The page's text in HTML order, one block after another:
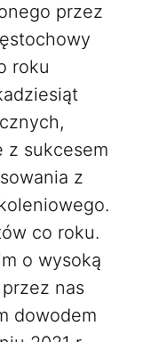
przez
roku
z sukcesem
z
co roku.
o wysoką
nas
dowodem